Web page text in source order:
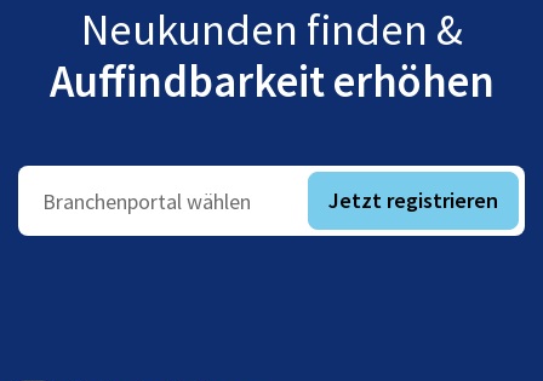
Neukunden finden &
Auffindbarkeit erhöhen
Branchenportal wählen Jetzt registrieren